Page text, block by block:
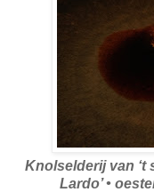
Knolselderij van ‘t
Lardo’ •